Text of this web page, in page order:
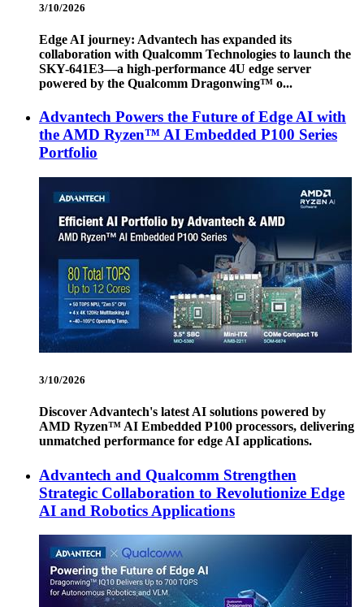
3/10/2026
Edge AI journey: Advantech has expanded its
collaboration with Qualcomm Technologies to launch the
SKY-641E3—a high-performance 4U edge server
powered by the Qualcomm Dragonwing™ o...
Advantech Powers the Future of Edge AI with
the AMD Ryzen™ AI Embedded P100 Series
Portfolio
3/10/2026
Discover Advantech's latest AI solutions powered by
AMD Ryzen™ AI Embedded P100 processors, delivering
unmatched performance for edge AI applications.
Advantech and Qualcomm Strengthen
Strategic Collaboration to Revolutionize Edge
AI and Robotics Applications